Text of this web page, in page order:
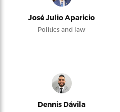
José Julio Aparicio
Politics and law
Dennis Dávila